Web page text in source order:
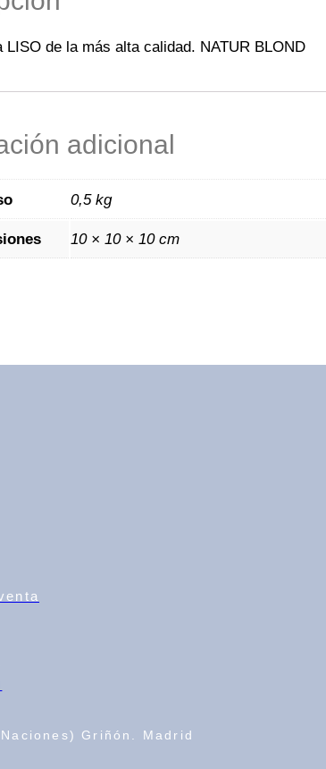
LISO de la más alta calidad. NATUR BLOND
adicional
0,5 kg
10 × 10 × 10 cm
Griñón. Madrid